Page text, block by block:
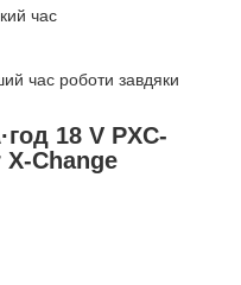
час
час роботи завдяки
18 V PXC-
Change